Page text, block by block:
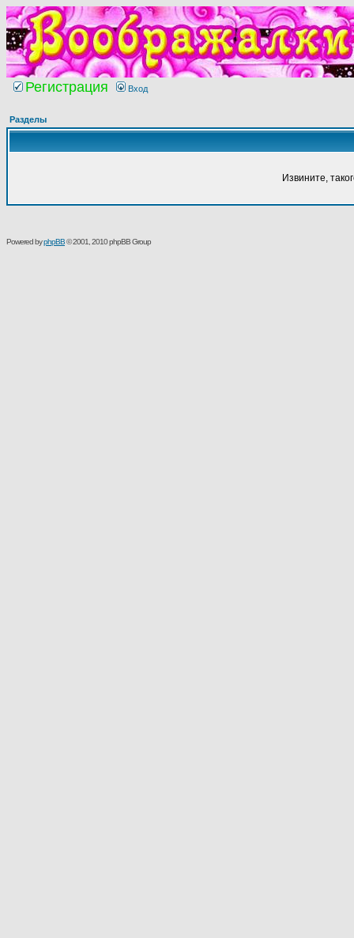
Регистрация Вход
Разделы
Извините,
Powered byphpBB© 2001, 2010 phpBB Group